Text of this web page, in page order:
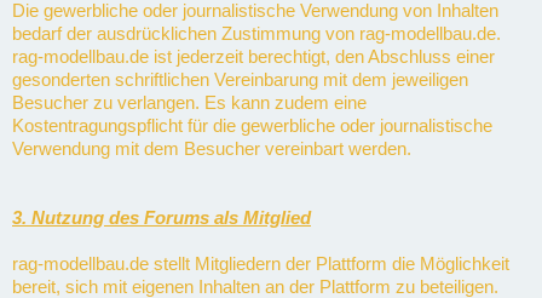
Die gewerbliche oder journalistische Verwendung von Inhalten
bedarf der ausdrücklichen Zustimmung von rag-modellbau.de.
rag-modellbau.de ist jederzeit berechtigt, den Abschluss einer
gesonderten schriftlichen Vereinbarung mit dem jeweiligen
Besucher zu verlangen. Es kann zudem eine
Kostentragungspflicht für die gewerbliche oder journalistische
Verwendung mit dem Besucher vereinbart werden.
3. Nutzung des Forums als Mitglied
rag-modellbau.de stellt Mitgliedern der Plattform die Möglichkeit
bereit, sich mit eigenen Inhalten an der Plattform zu beteiligen.